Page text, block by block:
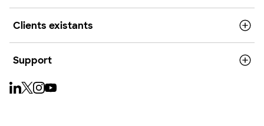
Clients existants
Support